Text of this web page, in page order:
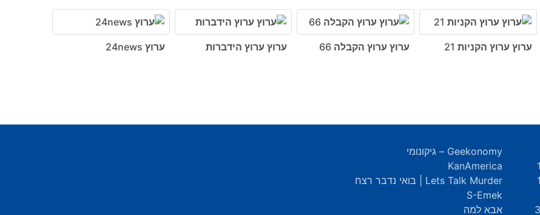
ערוץ ערוץ הקניות 21 ערוץ ערוץ הקבלה 66 ערוץ ערוץ הידברות ערוץ 24news
Geekonomy – גיקונומי
KanAmerica
Lets Talk Murder | בואי נדבר רצח
S-Emek
אבא למה